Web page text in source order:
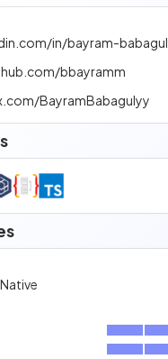
bbayramm
BayramBabagulyy